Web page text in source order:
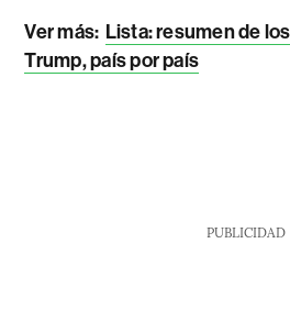
Ver más: Lista: resumen de
Trump, país por país
PUBLICIDAD